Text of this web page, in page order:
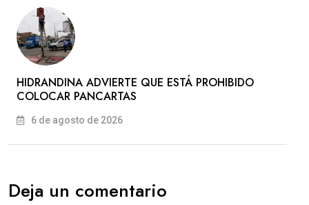
HIDRANDINA ADVIERTE QUE ESTÁ PROHIBIDO
COLOCAR PANCARTAS
6 de agosto de 2026
Deja un comentario